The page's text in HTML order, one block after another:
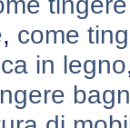
, come
in legno